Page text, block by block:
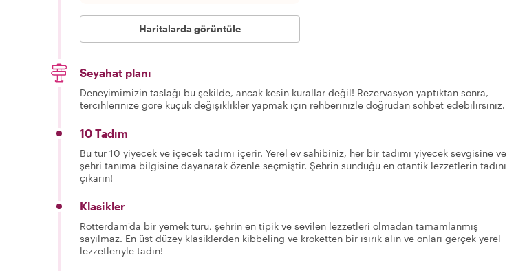
Haritalarda görüntüle
Seyahat planı
Deneyimimizin taslağı bu şekilde, ancak kesin kurallar değil! Rezervasyon yaptıktan sonra,
tercihlerinize göre küçük değişiklikler yapmak için rehberinizle doğrudan sohbet edebilirsiniz.
10 Tadım
Bu tur 10 yiyecek ve içecek tadımı içerir. Yerel ev sahibiniz, her bir tadımı yiyecek sevgisine ve
şehri tanıma bilgisine dayanarak özenle seçmiştir. Şehrin sunduğu en otantik lezzetlerin tadını
çıkarın!
Klasikler
Rotterdam'da bir yemek turu, şehrin en tipik ve sevilen lezzetleri olmadan tamamlanmış
sayılmaz. En üst düzey klasiklerden kibbeling ve kroketten bir ısırık alın ve onları gerçek yerel
lezzetleriyle tadın!